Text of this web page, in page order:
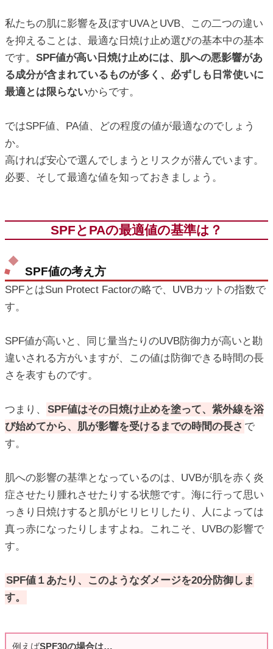
私たちの肌に影響を及ぼすUVAとUVB、この二つの違い
を抑えることは、最適な日焼け止め選びの基本中の基本
です。 SPF値が高い日焼け止めには、肌への悪影響があ
る成分が含まれているものが多く、必ずしも日常使いに
最適とは限らないからです。
ではSPF値、PA値、どの程度の値が最適なのでしょう
か。
高ければ安心で選んでしまうとリスクが潜んでいます。
必要、そして最適な値を知っておきましょう。
SPFとPAの最適値の基準は？
SPF値の考え方
SPFとはSun Protect Factorの略で、UVBカットの指数で
す。
SPF値が高いと、同じ量当たりのUVB防御力が高いと勘
違いされる方がいますが、この値は防御できる時間の長
さを表すものです。
つまり、
SPF値はその日焼け止めを塗って、紫外線を浴
び始めてから、肌が影響を受けるまでの時間の長さ で
す。
肌への影響の基準となっているのは、UVBが肌を赤く炎
症させたり腫れさせたりする状態です。海に行って思い
っきり日焼けすると肌がヒリヒリしたり、人によっては
真っ赤になったりしますよね。これこそ、UVBの影響で
す。
SPF値１あたり、このようなダメージを20分防御しま
す。
例えばSPF30の場合は…